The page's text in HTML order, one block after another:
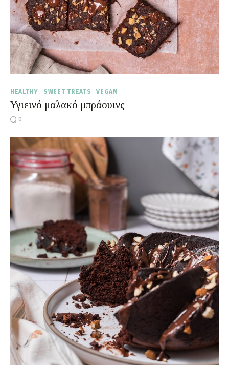
HEALTHY SWEET TREATS VEGAN
Υγιεινό μαλακό μπράουινς
0